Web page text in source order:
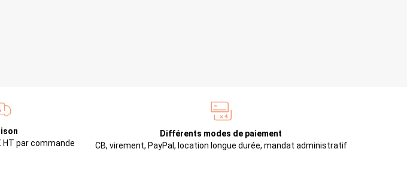
HT par commande
Différents modes de paiement
CB, virement, PayPal, location longue durée, mandat administratif